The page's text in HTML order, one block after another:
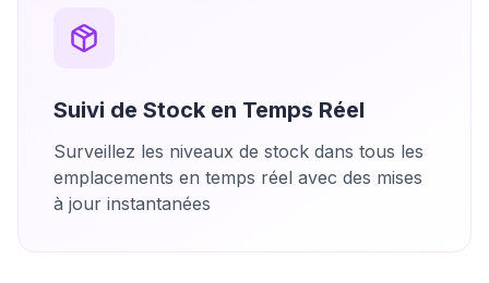
Suivi de Stock en Temps Réel
Surveillez les niveaux de stock dans tous les
emplacements en temps réel avec des mises
à jour instantanées